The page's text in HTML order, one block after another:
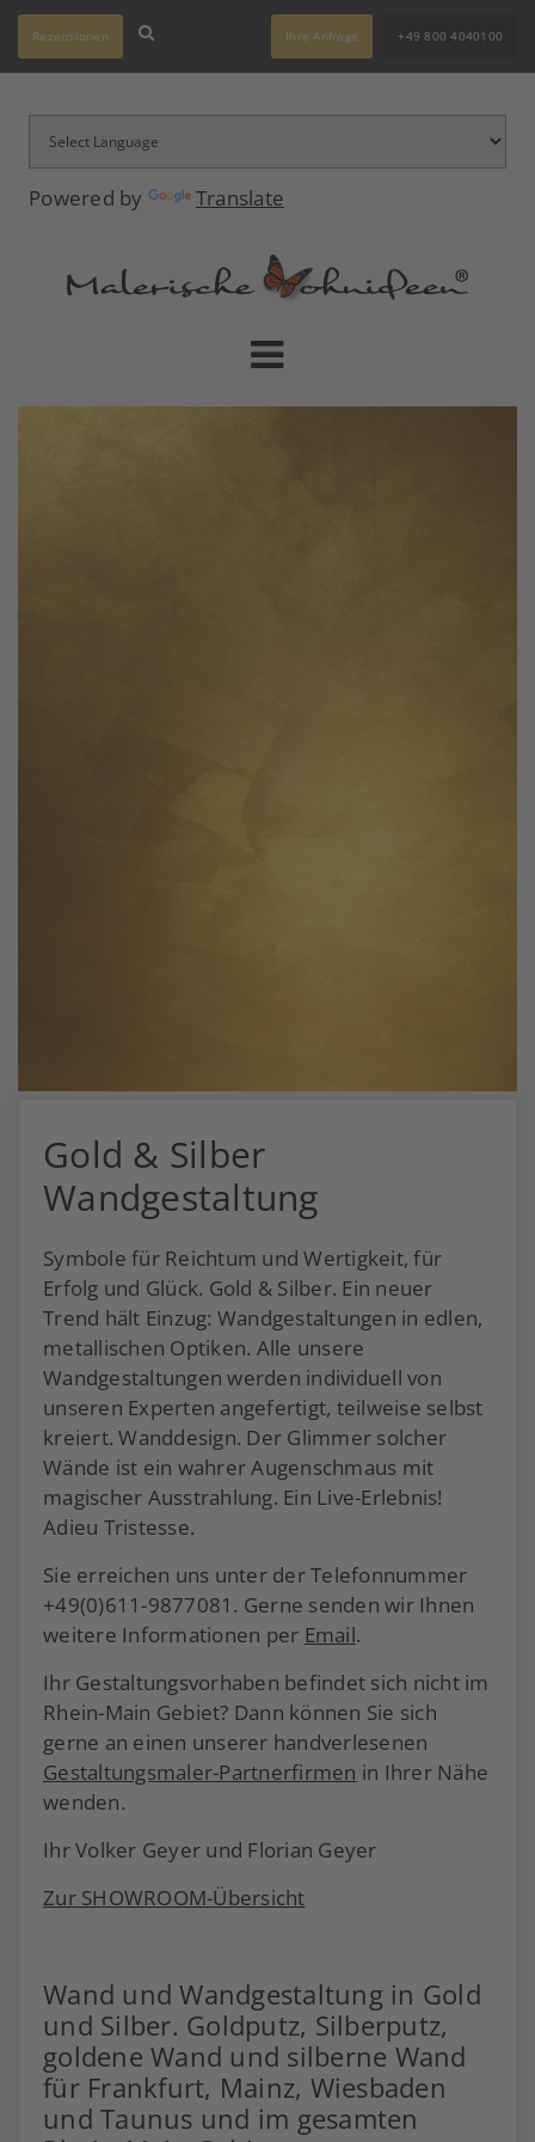
Powered by Translate
Rezensionen Ihre Anfrage +49 800 4040100
Gold & Silber
Wandgestaltung
Symbole für Reichtum und Wertigkeit, für
Erfolg und Glück. Gold & Silber. Ein neuer
Trend hält Einzug: Wandgestaltungen in edlen,
metallischen Optiken. Alle unsere
Wandgestaltungen werden individuell von
unseren Experten angefertigt, teilweise selbst
kreiert. Wanddesign. Der Glimmer solcher
Wände ist ein wahrer Augenschmaus mit
magischer Ausstrahlung. Ein Live-Erlebnis!
Adieu Tristesse.
Sie erreichen uns unter der Telefonnummer
+49(0)611-9877081. Gerne senden wir Ihnen
weitere Informationen per Email.
Ihr Gestaltungsvorhaben befindet sich nicht im
Rhein-Main Gebiet? Dann können Sie sich
gerne an einen unserer handverlesenen
Gestaltungsmaler-Partnerfirmen in Ihrer Nähe
wenden.
Ihr Volker Geyer und Florian Geyer
Zur SHOWROOM-Übersicht
Wand und Wandgestaltung in Gold
und Silber. Goldputz, Silberputz,
goldene Wand und silberne Wand
für Frankfurt, Mainz, Wiesbaden
und Taunus und im gesamten